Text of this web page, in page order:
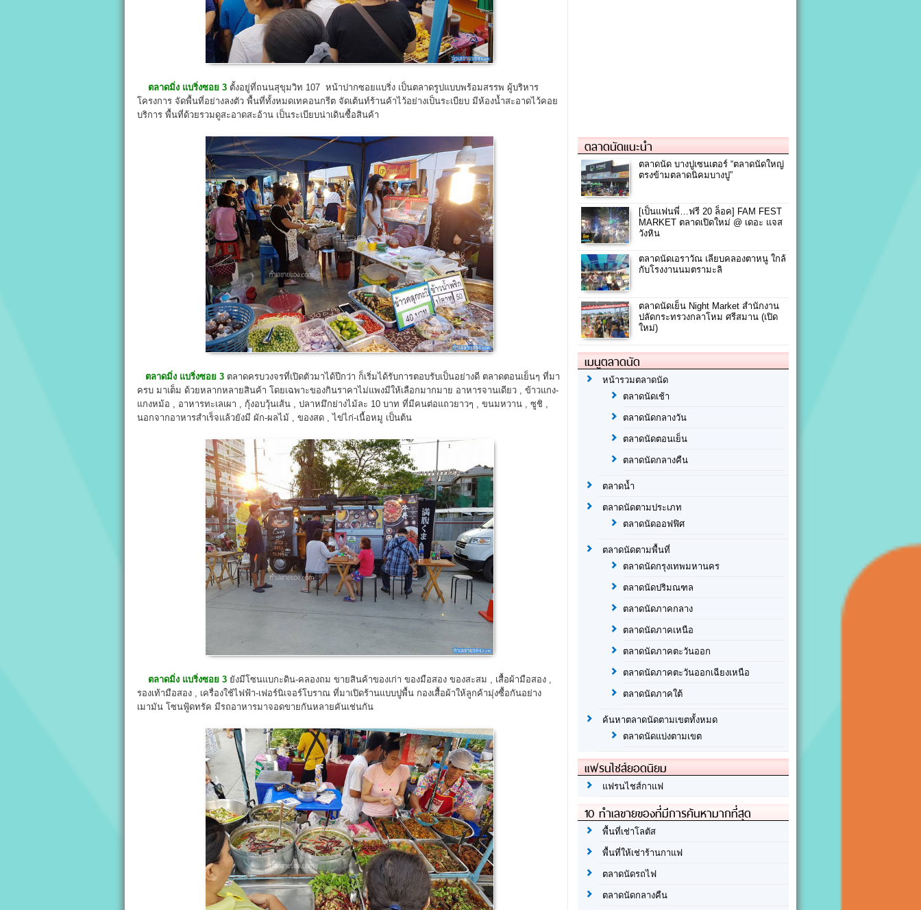
ตลาดมิ่ง แบริ่งซอย 3 ตั้งอยู่ที่ถนนสุขุมวิท 107 หน้าปากซอยแบริ่ง เป็นตลาดรูปแบบพร้อมสรรพ ผู้บริหาร
โครงการ จัดพื้นที่อย่างลงตัว พื้นที่ทั้งหมดเทคอนกรีต จัดเต้นท์ร้านค้าไว้อย่างเป็นระเบียบ มีห้องน้ำสะอาดไว้คอย
บริการ พื้นที่ด้วยรวมดูสะอาดสะอ้าน เป็นระเบียบน่าเดินซื้อสินค้า
ตลาดมิ่ง แบริ่งซอย 3 ตลาดครบวงจรที่เปิดตัวมาได้ปีกว่า ก็เริ่มได้รับการตอบรับเป็นอย่างดี ตลาดตอนเย็นๆ ที่มา
ครบ มาเต็ม ด้วยหลากหลายสินค้า โดยเฉพาะของกินราคาไม่แพงมีให้เลือกมากมาย อาหารจานเดียว , ข้าวแกง-
แกงหม้อ , อาหารทะเลเผา , กุ้งอบวุ้นเส้น , ปลาหมึกย่างไม้ละ 10 บาท ที่มีคนต่อแถวยาวๆ , ขนมหวาน , ซูชิ ,
นอกจากอาหารสำเร็จแล้วยังมี ผัก-ผลไม้ , ของสด , ไข่ไก่-เนื้อหมู เป็นต้น
ตลาดมิ่ง แบริ่งซอย 3 ยังมีโซนแบกะดิน-คลองถม ขายสินค้าของเก่า ของมือสอง ของสะสม , เสื้อผ้ามือสอง ,
รองเท้ามือสอง , เครื่องใช้ไฟฟ้า-เฟอร์นิเจอร์โบราณ ที่มาเปิดร้านแบบปูพื้น กองเสื้อผ้าให้ลูกค้ามุ่งซื้อกันอย่าง
เมามัน โซนฟู้ดทรัค มีรถอาหารมาจอดขายกันหลายคันเช่นกัน
ตลาดนัดแนะนำ
ตลาดนัด บางปูเซนเตอร์ “ตลาดนัดใหญ่
ตรงข้ามตลาดนิคมบางปู”
[เป็นแฟนพี่…ฟรี 20 ล็อค] FAM FEST
MARKET ตลาดเปิดใหม่ @ เดอะ แจส
วังหิน
ตลาดนัดเอราวัณ เลียบคลองตาหนู ใกล้
กับโรงงานนมตรามะลิ
ตลาดนัดเย็น Night Market สำนักงาน
ปลัดกระทรวงกลาโหม ศรีสมาน (เปิด
ใหม่)
เมนูตลาดนัด
หน้ารวมตลาดนัด
ตลาดนัดเช้า
ตลาดนัดกลางวัน
ตลาดนัดตอนเย็น
ตลาดนัดกลางคืน
ตลาดน้ำ
ตลาดนัดตามประเภท
ตลาดนัดออฟฟิศ
ตลาดนัดตามพื้นที่
ตลาดนัดกรุงเทพมหานคร
ตลาดนัดปริมณฑล
ตลาดนัดภาคกลาง
ตลาดนัดภาคเหนือ
ตลาดนัดภาคตะวันออก
ตลาดนัดภาคตะวันออกเฉียงเหนือ
ตลาดนัดภาคใต้
ค้นหาตลาดนัดตามเขตทั้งหมด
ตลาดนัดแบ่งตามเขต
แฟรนไชส์ยอดนิยม
แฟรนไชส์กาแฟ
10 ทำเลขายของที่มีการค้นหามากที่สุด
พื้นที่เช่าโลตัส
พื้นที่ให้เช่าร้านกาแฟ
ตลาดนัดรถไฟ
ตลาดนัดกลางคืน